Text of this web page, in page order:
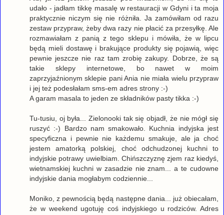
udało - jadłam tikkę masalę w restauracji w Gdyni i ta moja
praktycznie niczym się nie różniła. Ja zamówiłam od razu
zestaw przypraw, żeby dwa razy nie płacić za przesyłkę. Ale
rozmawiałam z panią z tego sklepu i mówiła, że w lipcu
będą mieli dostawę i brakujące produkty się pojawią, więc
pewnie jeszcze nie raz tam zrobię zakupy. Dobrze, że są
takie sklepy internetowe, bo nawet w moim
zaprzyjaźnionym sklepie pani Ania nie miała wielu przypraw
i jej też podesłałam sms-em adres strony :-)
A garam masala to jeden ze składników pasty tikka :-)
Tu-tusiu, oj była... Zielonooki tak się objadł, że nie mógł się
ruszyć :-) Bardzo nam smakowało. Kuchnia indyjska jest
specyficzna i pewnie nie każdemu smakuje, ale ja choć
jestem amatorką polskiej, choć odchudzonej kuchni to
indyjskie potrawy uwielbiam. Chińszczyznę zjem raz kiedyś,
wietnamskiej kuchni w zasadzie nie znam... a te cudowne
indyjskie dania mogłabym codziennie...
Moniko, z pewnością będą następne dania... już obiecałam,
że w weekend ugotuję coś indyjskiego u rodziców. Adres